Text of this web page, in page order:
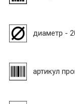
диаметр -
артикул